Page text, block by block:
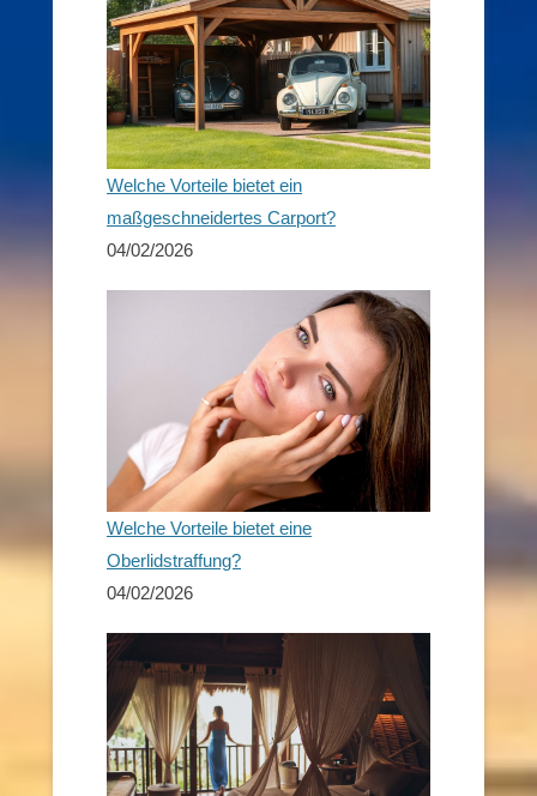
Welche Vorteile bietet ein
maßgeschneidertes Carport?
04/02/2026
Welche Vorteile bietet eine
Oberlidstraffung?
04/02/2026